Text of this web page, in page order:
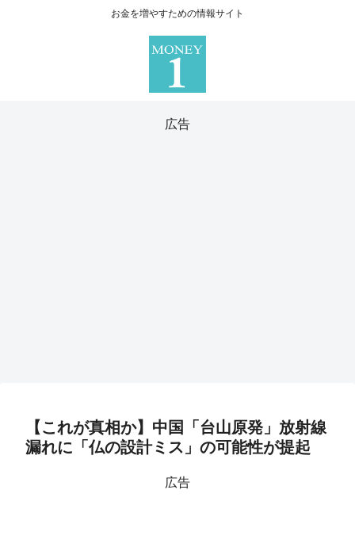
お金を増やすための情報サイト
広告
【これが真相か】中国「台山原発」放射線
漏れに「仏の設計ミス」の可能性が提起
広告